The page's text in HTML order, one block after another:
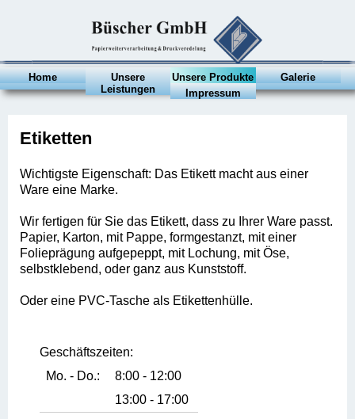
Home
Unsere
Leistungen
Unsere Produkte
Galerie
Impressum
Etiketten
Wichtigste Eigenschaft: Das Etikett macht aus einer
Ware eine Marke.
Wir fertigen für Sie das Etikett, dass zu Ihrer Ware passt.
Papier, Karton, mit Pappe, formgestanzt, mit einer
Folieprägung aufgepeppt, mit Lochung, mit Öse,
selbstklebend, oder ganz aus Kunststoff.
Oder eine PVC-Tasche als Etikettenhülle.
Geschäftszeiten:
Mo. - Do.:
8:00 - 12:00
13:00 - 17:00